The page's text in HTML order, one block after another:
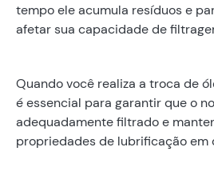
tempo ele acumula resíduos e
afetar sua capacidade de
Quando você realiza a troca de
é essencial para garantir que o
adequadamente filtrado e
propriedades de lubrificação em